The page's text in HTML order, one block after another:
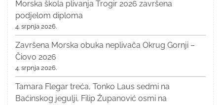
Morska škola plivanja Trogir 2026 završena
podjelom diploma
4. srpnja 2026.
Završena Morska obuka neplivača Okrug Gornji –
Čiovo 2026
4. srpnja 2026.
Tamara Flegar treća, Tonko Laus sedmi na
Baćinskog jegulji, Filip Županović osmi na